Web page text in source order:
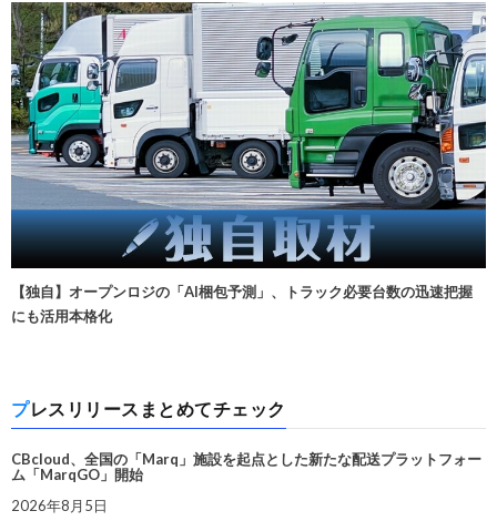
【独自】オープンロジの「AI梱包予測」、トラック必要台数の迅速把握
にも活用本格化
プレスリリースまとめてチェック
CBcloud、全国の「Marq」施設を起点とした新たな配送プラットフォー
ム「MarqGO」開始
2026年8月5日